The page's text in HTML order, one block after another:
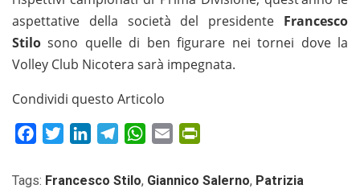
aspettative della società del presidente Francesco
Stilo sono quelle di ben figurare nei tornei dove la
Volley Club Nicotera sarà impegnata.
Condividi questo Articolo
FacebookTwitterLinkedInTelegramWhatsApp
Email
Tags: Francesco Stilo, Giannico Salerno, Patrizia